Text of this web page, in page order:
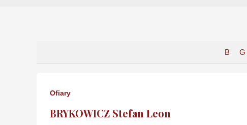
B G
Ofiary
BRYKOWICZ Stefan Leon